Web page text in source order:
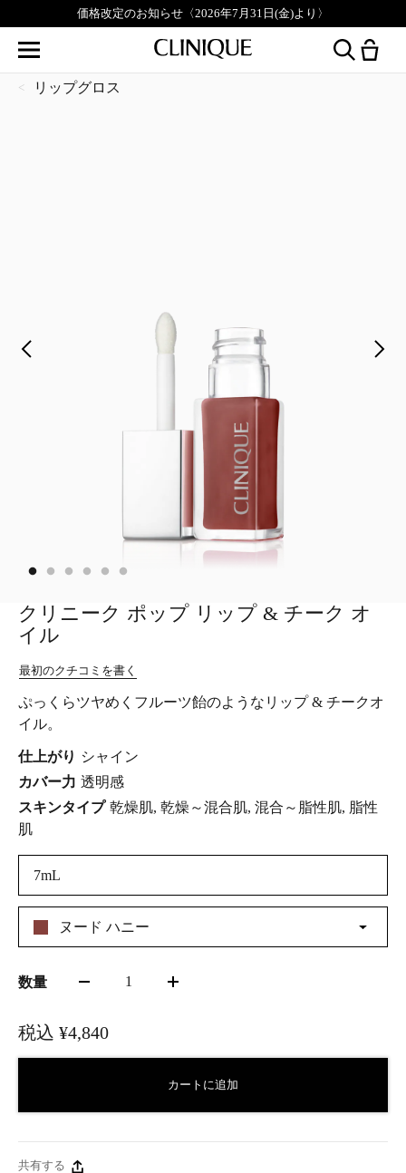
価格改定のお知らせ〈2026年7月31日(金)より〉
リップグロス
クリニーク ポップ リップ & チーク オ
イル
最初のクチコミを書く
ぷっくらツヤめくフルーツ飴のようなリップ & チークオ
イル。
仕上がり シャイン
カバー力 透明感
スキンタイプ 乾燥肌, 乾燥～混合肌, 混合～脂性肌, 脂性
肌
7mL
ヌード ハニー
数量 1
カートに追加
税込 ¥4,840
共有する